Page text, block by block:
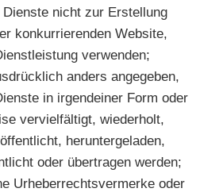
nicht zur Erstellung
konkurrierenden Website,
verwenden;
anders angegeben,
in irgendeiner Form oder
vervielfältigt, wiederholt,
heruntergeladen,
oder übertragen werden;
Urheberrechtsvermerke oder